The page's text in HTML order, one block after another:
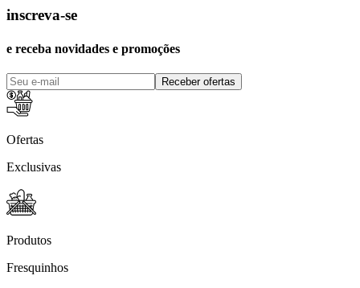
inscreva-se
e receba novidades e promoções
Receber ofertas
Ofertas
Exclusivas
Produtos
Fresquinhos